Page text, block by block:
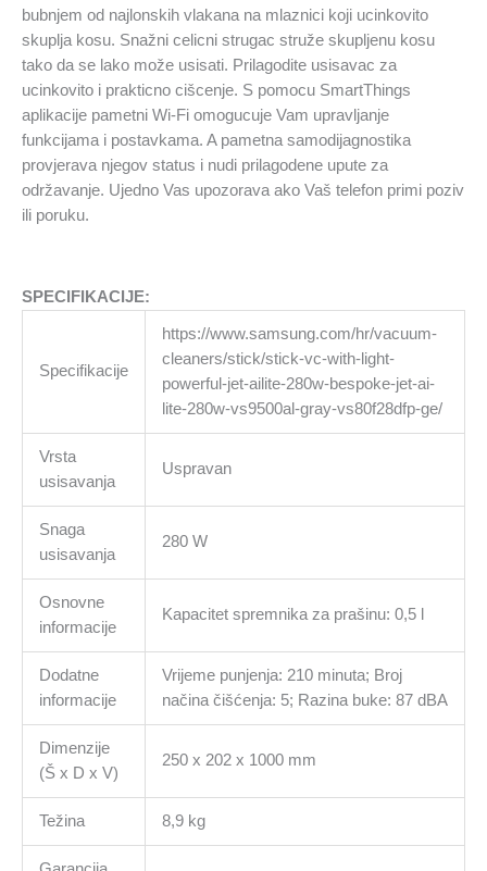
bubnjem od najlonskih vlakana na mlaznici koji ucinkovito
skuplja kosu. Snažni celicni strugac struže skupljenu kosu
tako da se lako može usisati. Prilagodite usisavac za
ucinkovito i prakticno cišcenje. S pomocu SmartThings
aplikacije pametni Wi-Fi omogucuje Vam upravljanje
funkcijama i postavkama. A pametna samodijagnostika
provjerava njegov status i nudi prilagodene upute za
održavanje. Ujedno Vas upozorava ako Vaš telefon primi poziv
ili poruku.
SPECIFIKACIJE:
Specifikacije
https://www.samsung.com/hr/vacuum-
cleaners/stick/stick-vc-with-light-
powerful-jet-ailite-280w-bespoke-jet-ai-
lite-280w-vs9500al-gray-vs80f28dfp-ge/
Vrsta
usisavanja
Uspravan
Snaga
usisavanja
280 W
Osnovne
informacije
Kapacitet spremnika za prašinu: 0,5 l
Dodatne
informacije
Vrijeme punjenja: 210 minuta; Broj
načina čišćenja: 5; Razina buke: 87 dBA
Dimenzije
(Š x D x V)
250 x 202 x 1000 mm
Težina 8,9 kg